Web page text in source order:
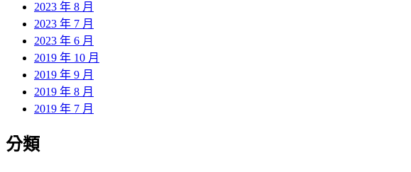
2023 年 8 月
2023 年 7 月
2023 年 6 月
2019 年 10 月
2019 年 9 月
2019 年 8 月
2019 年 7 月
分類